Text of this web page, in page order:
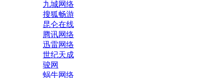
九城网络
搜狐畅游
昆仑在线
腾讯网络
迅雷网络
世纪天成
骏网
蜗牛网络